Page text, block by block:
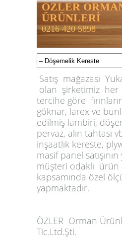
ÖZLER
ÜRÜNLERİ
0216 420 5898
Satış mağazası
olan şirketimiz
tercihe göre
göknar, larex ve
edilmiş lambiri,
pervaz, alın tahtası
inşaatlık kereste,
masif panel satışının
müşteri odaklı ürün
kapsamında özel
yapmaktadır.
ÖZLER Orman
Tic.Ltd.Şti.